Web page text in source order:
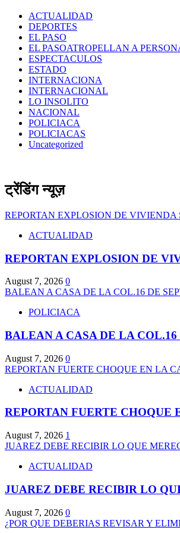
ACTUALIDAD
DEPORTES
EL PASO
EL PASOATROPELLAN A
ESPECTACULOS
ESTADO
INTERNACIONA
INTERNACIONAL
LO INSOLITO
NACIONAL
POLICIACA
POLICIACAS
Uncategorized
ट्रेंडिंग न्यूज़
REPORTAN EXPLOSION DE VIVIENDA
ACTUALIDAD
REPORTAN EXPLOSION DE
August 7, 2026 0
BALEAN A CASA DE LA COL.16 DE
POLICIACA
BALEAN A CASA DE LA
August 7, 2026 0
REPORTAN FUERTE CHOQUE EN LA
ACTUALIDAD
REPORTAN FUERTE CHOQUE
August 7, 2026 1
JUAREZ DEBE RECIBIR LO QUE
ACTUALIDAD
JUAREZ DEBE RECIBIR LO
August 7, 2026 0
¿POR QUE DEBERIAS REVISAR Y